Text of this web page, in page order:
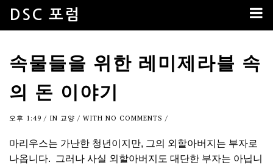
DSC 포럼
속물들을 위한 레미제라블 속
의 돈 이야기
오후 1:49 / IN 교양 / WITH NO COMMENTS /
마리우스는 가난한 청년이지만, 그의 외할아버지는 부자로
나옵니다. 그러나 사실 외할아버지도 대단한 부자는 아닙니